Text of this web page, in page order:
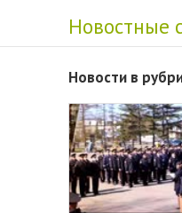
Новостные
Новости в